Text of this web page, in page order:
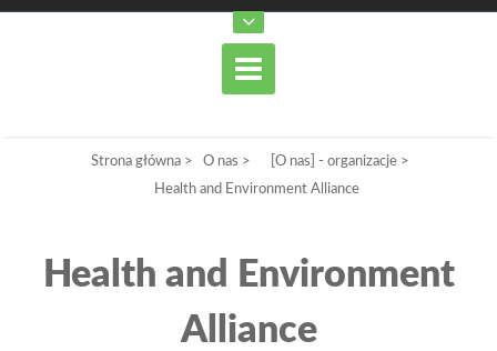
Strona główna> O nas > [O nas] - organizacje>
Health and Environment Alliance
Health and Environment
Alliance